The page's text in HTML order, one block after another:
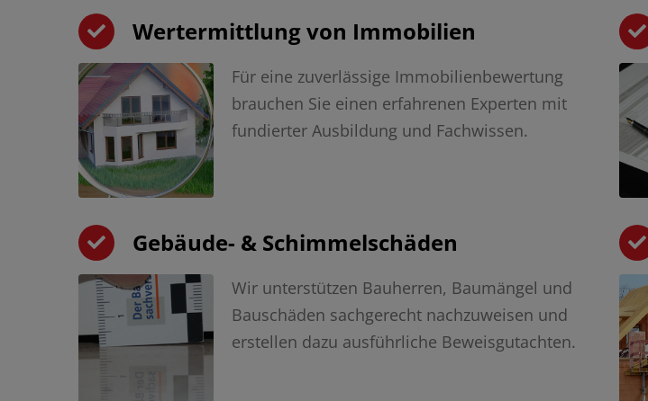
Wertermittlung von Immobilien
Für eine zuverlässige Immobilienbewertung
brauchen Sie einen erfahrenen Experten mit
fundierter Ausbildung und Fachwissen.
Gebäude- & Schimmelschäden
Wir unterstützen Bauherren, Baumängel und
Bauschäden sachgerecht nachzuweisen und
erstellen dazu ausführliche Beweisgutachten.